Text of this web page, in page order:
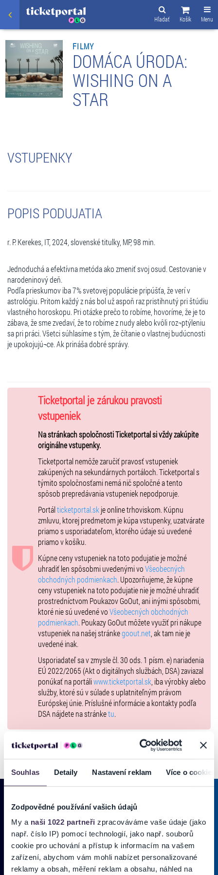
Souhlas Detaily Nastavení reklam Více o cookies
Zodpovědné používání vašich údajů
My a naši 1022 partneři zpracováváme vaše údaje (jako
např. číslo IP) pomocí technologií, jako např. souborů
cookie pro uchování a přístup k informacím na vašem
zařízení, abychom vám mohli nabízet personalizované
reklamy a obsah, měření reklam a obsahu, náhled na
Menu
Košík
Hľadať
FILMY
DOMÁCA ÚRODA:
WISHING ON A
STAR
VSTUPENKY
POPIS PODUJATIA
r. P. Kerekes, IT, 2024, slovenské titulky, MP, 98 min.
Jednoduchá a efektívna metóda ako zmeniť svoj osud. Cestovanie v
narodeninový deň.
Podľa prieskumov iba 7% svetovej populácie pripúšťa, že verí v
astrológiu. Pritom každý z nás bol už aspoň raz pristihnutý pri štúdiu
vlastného horoskopu. Pri otázke prečo to robíme, hovoríme, že je to
zábava, že sme zvedaví, že to robíme z nudy alebo kvôli roz¬ptýleniu
sa pri práci. Všetci súhlasíme s tým, že čítanie o vlastnej budúcnosti
je upokojujú¬ce. Ak prináša dobré správy.
Ticketportal je zárukou pravosti
vstupeniek
Na stránkach spoločnosti Ticketportal si vždy zakúpite
originálne vstupenky.
Ticketportal nemôže zaručiť pravosť vstupeniek
zakúpených na sekundárnych portáloch. Ticketportal s
týmito spoločnosťami nemá nič spoločné a tento
spôsob prepredávania vstupeniek nepodporuje.
Portálticketportal.sk je online trhoviskom. Kúpnu
zmluvu, ktorej predmetom je kúpa vstupenky, uzatvárate
priamo s usporiadateľom, ktorého údaje sú uvedené
priamo v košíku.
Kúpne ceny vstupeniek na toto podujatie je možné
uhradiť len spôsobmi uvedenými voVšeobecných
obchodných podmienkach. Upozorňujeme, že kúpne
ceny vstupeniek na toto podujatie nie je možné uhradiť
prostredníctvom Poukazov GoOut, ani inými spôsobmi,
ktoré nie sú uvedené voVšeobecných obchodných
podmienkach. Poukazy GoOut môžete využiť pri nákupe
vstupeniek na našej stránkegoout.net , ak tam nie je
uvedené inak.
Usporiadateľ sa v zmysle čl. 30 ods. 1 písm. e) nariadenia
EÚ 2022/2065 (Akt o digitálnych službách, DSA) zaviazal
ponúkať na portáliwww.ticketportal.sk , iba výrobky alebo
služby, ktoré sú v súlade s uplatniteľným právom
Európskej únie. Príslušné informácie a kontakty podľa
DSA nájdete na stránketu.
PRIHLÁSIŤ SA KODBERU NOVINIEK
Pridajte sa do zoznamu odberateľov a doručte si najnovšie špeciálne
ponuky priamo do doručenej pošty.